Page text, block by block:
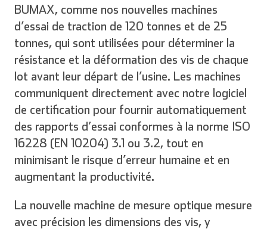
BUMAX, comme nos nouvelles machines
d’essai de traction de 120 tonnes et de 25
tonnes, qui sont utilisées pour déterminer la
résistance et la déformation des vis de chaque
lot avant leur départ de l’usine. Les machines
communiquent directement avec notre logiciel
de certification pour fournir automatiquement
des rapports d’essai conformes à la norme ISO
16228 (EN 10204) 3.1 ou 3.2, tout en
minimisant le risque d’erreur humaine et en
augmentant la productivité.
La nouvelle machine de mesure optique mesure
avec précision les dimensions des vis, y